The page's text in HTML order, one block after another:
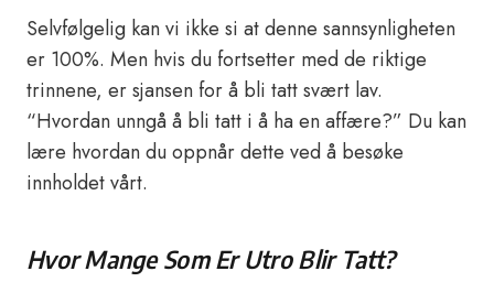
Selvfølgelig kan vi ikke si at denne sannsynligheten
er 100%. Men hvis du fortsetter med de riktige
trinnene, er sjansen for å bli tatt svært lav.
“Hvordan unngå å bli tatt i å ha en affære?” Du kan
lære hvordan du oppnår dette ved å besøke
innholdet vårt.
Hvor Mange Som Er Utro Blir Tatt?